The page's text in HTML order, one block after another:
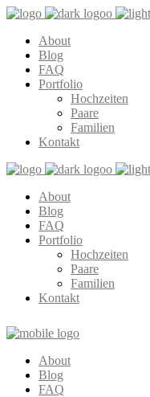
About
Blog
FAQ
Portfolio
Hochzeiten
Paare
Familien
Kontakt
About
Blog
FAQ
Portfolio
Hochzeiten
Paare
Familien
Kontakt
About
Blog
FAQ